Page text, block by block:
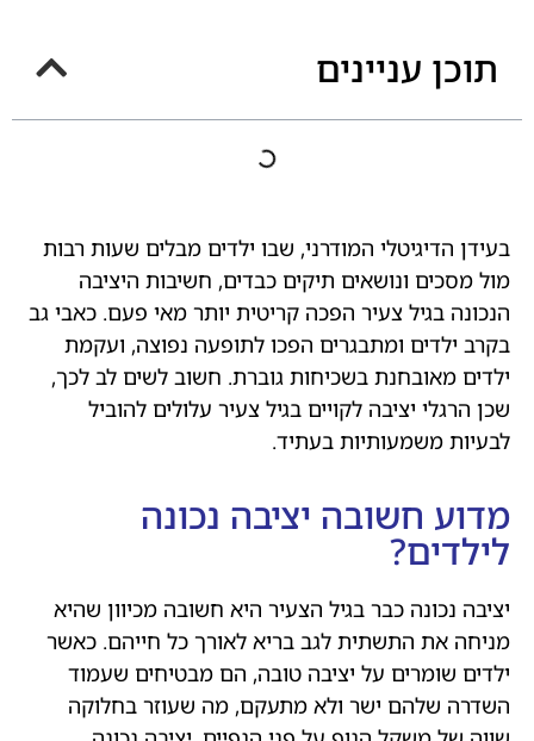
תוכן עניינים
בעידן הדיגיטלי המודרני, שבו ילדים מבלים שעות רבות
מול מסכים ונושאים תיקים כבדים, חשיבות היציבה
הנכונה בגיל צעיר הפכה קריטית יותר מאי פעם. כאבי גב
בקרב ילדים ומתבגרים הפכו לתופעה נפוצה, ועקמת
ילדים מאובחנת בשכיחות גוברת. חשוב לשים לב לכך,
שכן הרגלי יציבה לקויים בגיל צעיר עלולים להוביל
לבעיות משמעותיות בעתיד.
מדוע חשובה יציבה נכונה
לילדים?
יציבה נכונה כבר בגיל הצעיר היא חשובה מכיוון שהיא
מניחה את התשתית לגב בריא לאורך כל חייהם. כאשר
ילדים שומרים על יציבה טובה, הם מבטיחים שעמוד
השדרה שלהם ישר ולא מתעקם, מה שעוזר בחלוקה